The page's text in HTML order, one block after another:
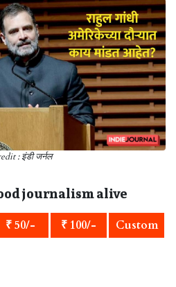
: इंडी जर्नल
journalism alive
₹ 50/- ₹ 100/- Custom